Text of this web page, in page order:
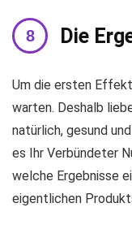
Die
Um die ersten
warten. Deshalb
natürlich, gesund
es Ihr Verbündeter
welche Ergebnisse
eigentlichen